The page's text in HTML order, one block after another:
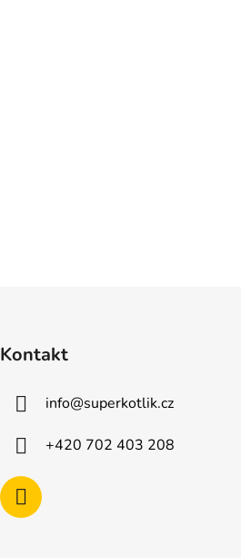
Kontakt
info@superkotlik.cz
+420 702 403 208